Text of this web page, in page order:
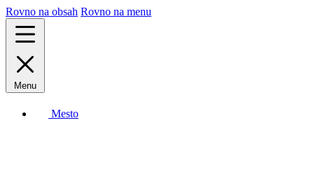
Rovno na obsah Rovno na menu
Menu
Mesto